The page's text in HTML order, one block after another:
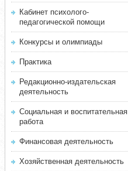
Кабинет психолого-
педагогической помощи
Конкурсы и олимпиады
Практика
Редакционно-издательская
деятельность
Социальная и воспитательная
работа
Финансовая деятельность
Хозяйственная деятельность